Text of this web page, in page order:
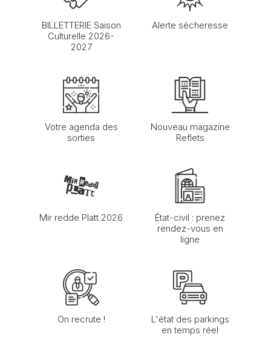
BILLETTERIE Saison
Culturelle 2026-
2027
Alerte sécheresse
Votre agenda des
sorties
Nouveau magazine
Reflets
Mir redde Platt 2026
État-civil : prenez
rendez-vous en
ligne
On recrute !
L'état des parkings
en temps réel